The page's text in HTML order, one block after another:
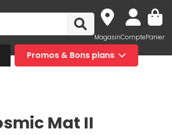
MagasinComptePanier
Promos & Bons plans
Mat II